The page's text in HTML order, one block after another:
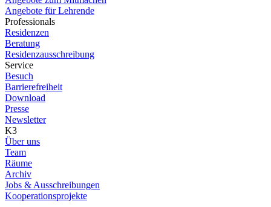
Angebote für Lehrende
Professionals
Residenzen
Beratung
Residenzausschreibung
Service
Besuch
Barrierefreiheit
Download
Presse
Newsletter
K3
Über uns
Team
Räume
Archiv
Jobs & Ausschreibungen
Kooperationsprojekte